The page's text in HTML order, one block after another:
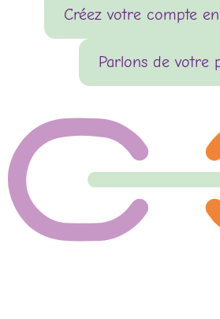
Créez votre compte
Parlons de votre